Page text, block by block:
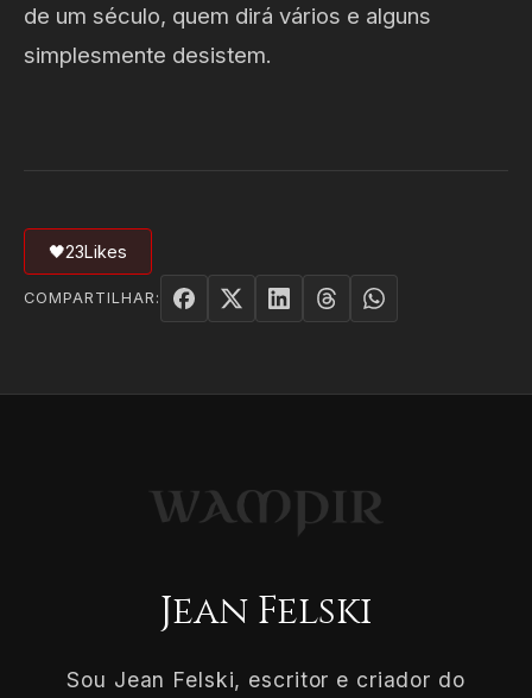
de um século, quem dirá vários e alguns
simplesmente desistem.
🖤23Likes
COMPARTILHAR:
Jean Felski
Sou Jean Felski, escritor e criador do